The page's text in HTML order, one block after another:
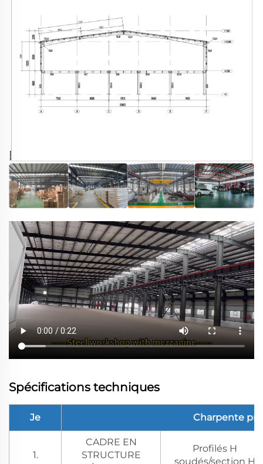
Spécifications techniques
Je Charpente
1.
CADRE EN
STRUCTURE
Profilés H
soudés/section H